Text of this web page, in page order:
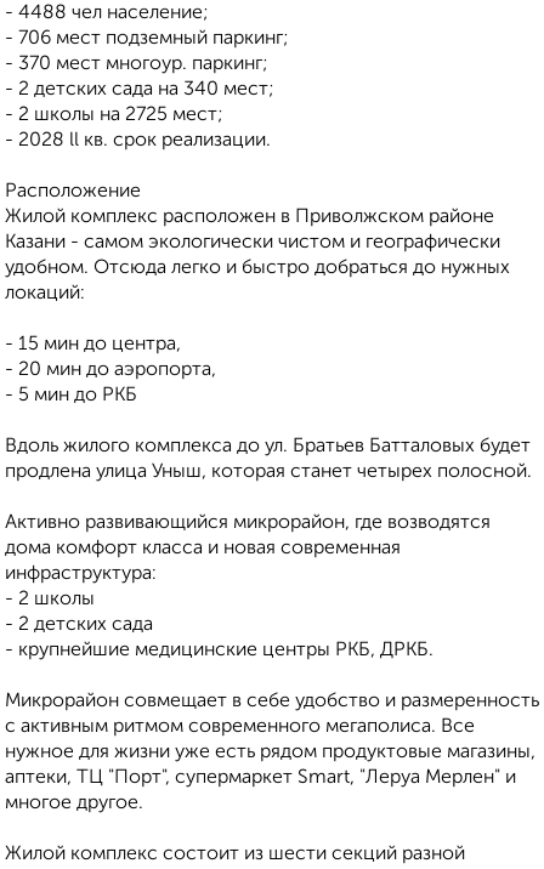
- 4488 чел население;
- 706 мест подземный паркинг;
- 370 мест многоур. паркинг;
- 2 детских сада на 340 мест;
- 2 школы на 2725 мест;
- 2028 ll кв. срок реализации.
Расположение
Жилой комплекс расположен в Приволжском районе
Казани - самом экологически чистом и географически
удобном. Отсюда легко и быстро добраться до нужных
локаций:
- 15 мин до центра,
- 20 мин до аэропорта,
- 5 мин до РКБ
Вдоль жилого комплекса до ул. Братьев Батталовых будет
продлена улица Уныш, которая станет четырех полосной.
Активно развивающийся микрорайон, где возводятся
дома комфорт класса и новая современная
инфраструктура:
- 2 школы
- 2 детских сада
- крупнейшие медицинские центры РКБ, ДРКБ.
Микрорайон совмещает в себе удобство и размеренность
с активным ритмом современного мегаполиса. Все
нужное для жизни уже есть рядом продуктовые магазины,
аптеки, ТЦ "Порт", супермаркет Smart, "Леруа Мерлен" и
многое другое.
Жилой комплекс состоит из шести секций разной